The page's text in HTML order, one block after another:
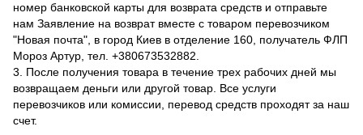
номер банковской карты для возврата средств и отправьте
нам Заявление на возврат вместе с товаром перевозчиком
"Новая почта", в город Киев в отделение 160, получатель ФЛП
Мороз Артур, тел. +380673532882.
3. После получения товара в течение трех рабочих дней мы
возвращаем деньги или другой товар. Все услуги
перевозчиков или комиссии, перевод средств проходят за наш
счет.